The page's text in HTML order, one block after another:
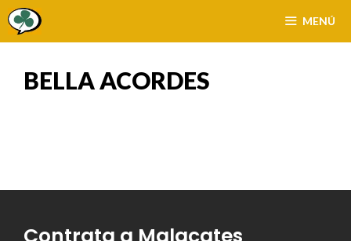
Saltar
MENÚ
BELLA ACORDES